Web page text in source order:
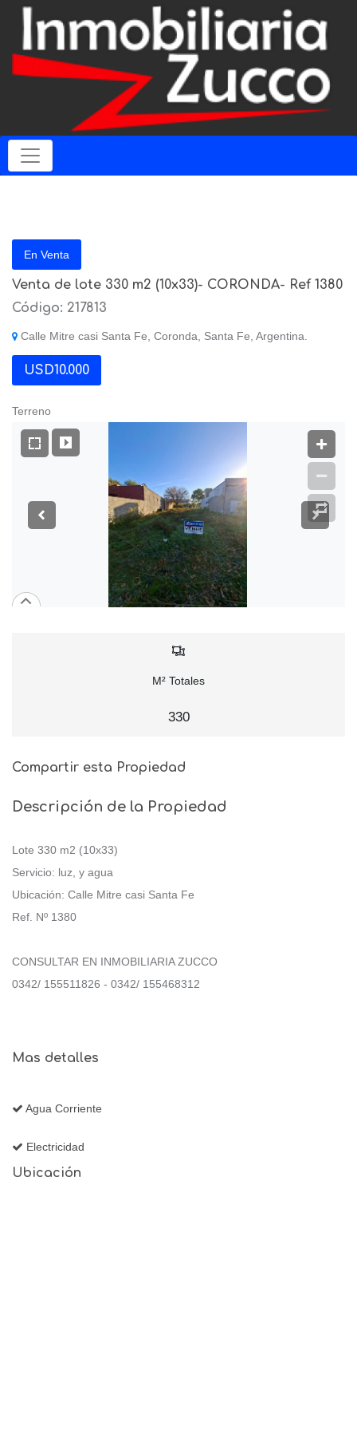
En Venta
Venta de lote 330 m2 (10x33)- CORONDA- Ref 1380
Código: 217813
Calle Mitre casi Santa Fe, Coronda, Santa Fe, Argentina.
USD10.000
Terreno
M² Totales
330
Compartir esta Propiedad
Descripción de la Propiedad
Lote 330 m2 (10x33)
Servicio: luz, y agua
Ubicación: Calle Mitre casi Santa Fe
Ref. Nº 1380
CONSULTAR EN INMOBILIARIA ZUCCO
0342/ 155511826 - 0342/ 155468312
Mas detalles
Agua Corriente
Electricidad
Ubicación